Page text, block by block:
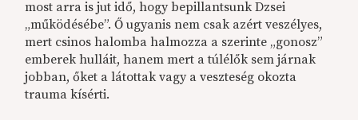
most arra is jut idő, hogy bepillantsunk Dzsei
„működésébe”. Ő ugyanis nem csak azért veszélyes,
mert csinos halomba halmozza a szerinte „gonosz”
emberek hulláit, hanem mert a túlélők sem járnak
jobban, őket a látottak vagy a veszteség okozta
trauma kísérti.